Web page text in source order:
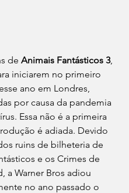
de Animais Fantásticos 3,
iniciarem no primeiro
ano em Londres,
por causa da pandemia
Essa não é a primeira
é adiada. Devido
ruins de bilheteria de
e os Crimes de
a Warner Bros adiou
no ano passado o